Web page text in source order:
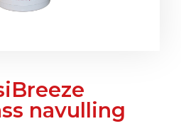
navulling